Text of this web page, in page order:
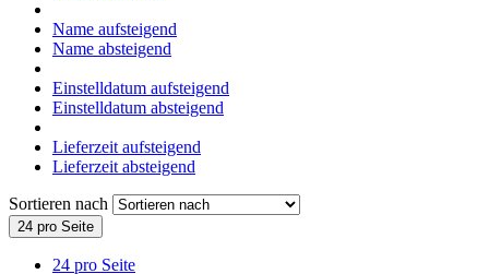
Name aufsteigend
Name absteigend
Einstelldatum aufsteigend
Einstelldatum absteigend
Lieferzeit aufsteigend
Lieferzeit absteigend
Sortieren nach
24 pro Seite
24 pro Seite